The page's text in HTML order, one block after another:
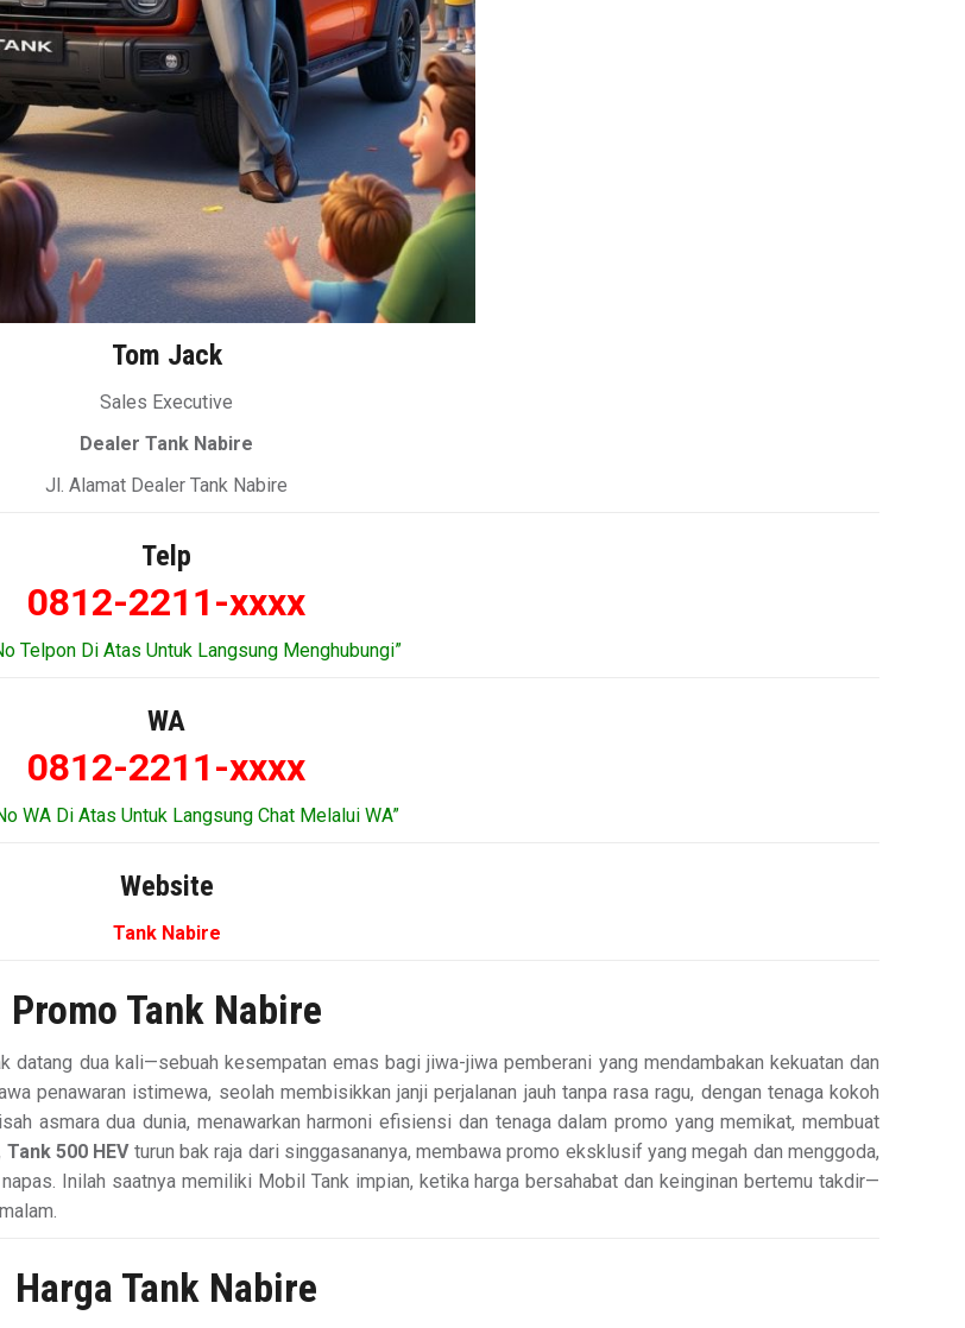
Tom Jack
Sales Executive
Dealer Tank Nabire
Jl. Alamat Dealer Tank Nabire
Telp
0812-2211-xxxx
Telpon Di Atas Untuk Langsung Menghubungi”
WA
0812-2211-xxxx
WA Di Atas Untuk Langsung Chat Melalui WA”
Website
Tank Nabire
Promo Tank Nabire
datang dua kali—sebuah kesempatan emas bagi jiwa-jiwa pemberani yang mendambakan kekuatan dan
penawaran istimewa, seolah membisikkan janji perjalanan jauh tanpa rasa ragu, dengan tenaga kokoh
asmara dua dunia, menawarkan harmoni efisiensi dan tenaga dalam promo yang memikat, membuat
Tank 500 HEVturun bak raja dari singgasananya, membawa promo eksklusif yang megah dan menggoda,
Inilah saatnya memiliki Mobil Tank impian, ketika harga bersahabat dan keinginan bertemu takdir—
Harga Tank Nabire